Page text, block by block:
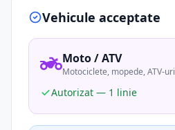
Vehicule acceptate
Moto / ATV
Motociclete, mopede, ATV-uri
Autorizat — 1 linie